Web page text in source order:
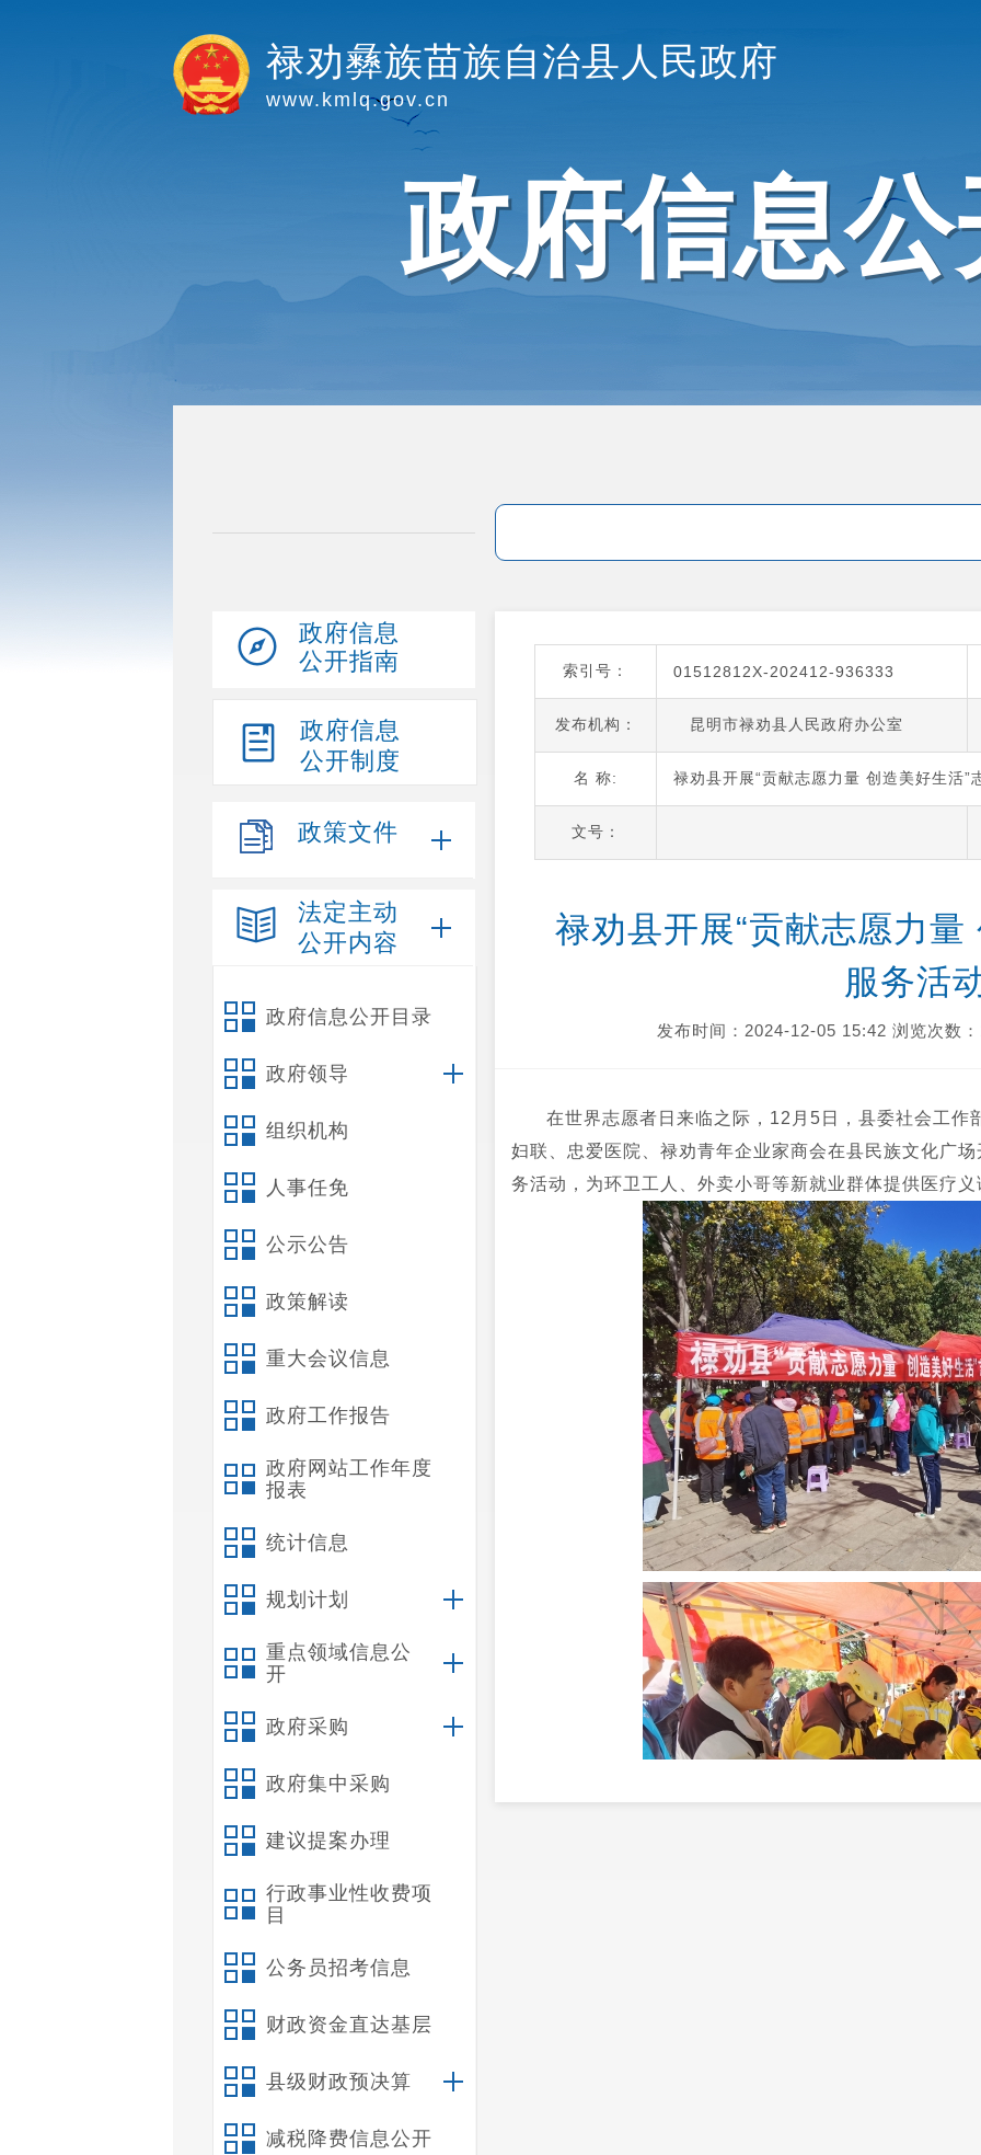
禄劝彝族苗族自治县人民政府
www.kmlq.gov.cn
政府信息公
政府信息
公开指南
政府信息
公开制度
政策文件
法定主动
公开内容
政府信息公开目录
政府领导
组织机构
人事任免
公示公告
政策解读
重大会议信息
政府工作报告
政府网站工作年度
报表
统计信息
规划计划
重点领域信息公
开
政府采购
政府集中采购
建议提案办理
行政事业性收费项
目
公务员招考信息
财政资金直达基层
县级财政预决算
减税降费信息公开
索引号： 01512812X-202412-936333
发布机构： 昆明市禄劝县人民政府办公室
名 称: 禄劝县开展“贡献志愿力量 创造美好生活”
文号：
禄劝县开展“贡献志愿力量
服务活
发布时间：2024-12-05 15:42 浏览次数
在世界志愿者日来临之际，12月5日，县委社会工作
妇联、忠爱医院、禄劝青年企业家商会在县民族文化广
务活动，为环卫工人、外卖小哥等新就业群体提供医疗义